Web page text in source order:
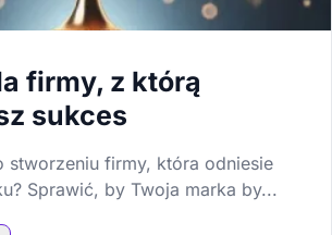
firmy, z którą
sukces
stworzeniu firmy, która odniesie
Sprawić, by Twoja marka by...